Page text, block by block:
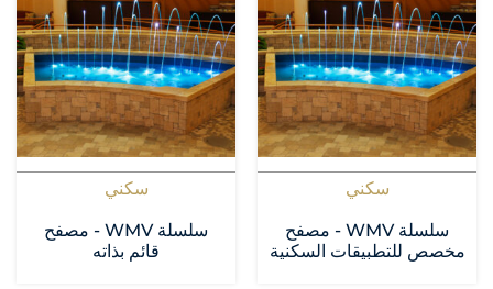
سكني
سلسلة WMV - مصفح
مخصص للتطبيقات السكنية
سكني
سلسلة WMV - مصفح
قائم بذاته